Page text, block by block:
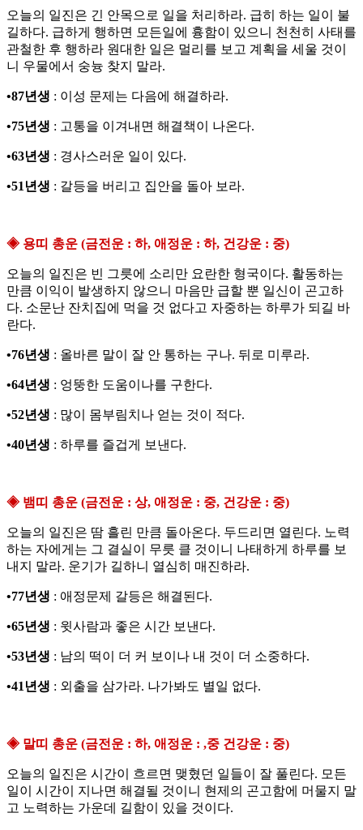
오늘의 일진은 긴 안목으로 일을 처리하라. 급히 하는 일이 불
길하다. 급하게 행하면 모든일에 흉함이 있으니 천천히 사태를
관철한 후 행하라 원대한 일은 멀리를 보고 계획을 세울 것이
니 우물에서 숭늉 찾지 말라.
•87년생 : 이성 문제는 다음에 해결하라.
•75년생 : 고통을 이겨내면 해결책이 나온다.
•63년생 : 경사스러운 일이 있다.
•51년생 : 갈등을 버리고 집안을 돌아 보라.
◈ 용띠 총운 (금전운 : 하, 애정운 : 하, 건강운 : 중)
오늘의 일진은 빈 그릇에 소리만 요란한 형국이다. 활동하는
만큼 이익이 발생하지 않으니 마음만 급할 뿐 일신이 곤고하
다. 소문난 잔치집에 먹을 것 없다고 자중하는 하루가 되길 바
란다.
•76년생 : 올바른 말이 잘 안 통하는 구나. 뒤로 미루라.
•64년생 : 엉뚱한 도움이나를 구한다.
•52년생 : 많이 몸부림치나 얻는 것이 적다.
•40년생 : 하루를 즐겁게 보낸다.
◈ 뱀띠 총운 (금전운 : 상, 애정운 : 중, 건강운 : 중)
오늘의 일진은 땀 흘린 만큼 돌아온다. 두드리면 열린다. 노력
하는 자에게는 그 결실이 무릇 클 것이니 나태하게 하루를 보
내지 말라. 운기가 길하니 열심히 매진하라.
•77년생 : 애정문제 갈등은 해결된다.
•65년생 : 윗사람과 좋은 시간 보낸다.
•53년생 : 남의 떡이 더 커 보이나 내 것이 더 소중하다.
•41년생 : 외출을 삼가라. 나가봐도 별일 없다.
◈ 말띠 총운 (금전운 : 하, 애정운 : ,중 건강운 : 중)
오늘의 일진은 시간이 흐르면 맺혔던 일들이 잘 풀린다. 모든
일이 시간이 지나면 해결될 것이니 현제의 곤고함에 머물지 말
고 노력하는 가운데 길함이 있을 것이다.